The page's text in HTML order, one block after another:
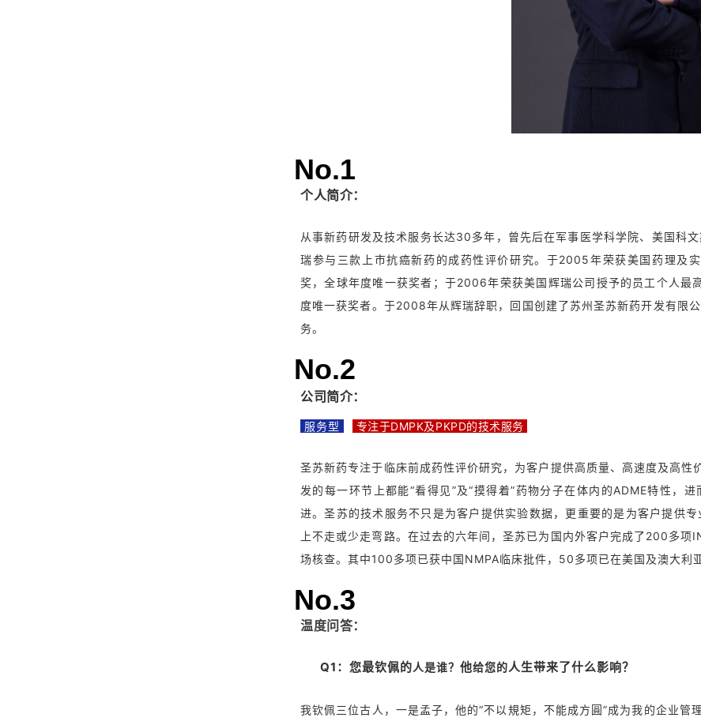
No.1
个人简介：
从事新药研发及技术服务长达30多年，曾先后在军事医学科学院、美国科
瑞参与三款上市抗癌新药的成药性评价研究。 于2005年荣获美国药理及
奖，全球年度唯一获奖者；于2006年荣获美国辉瑞公司授予的员工个人
度唯一获奖者。 于2008年从辉瑞辞职，回国创建了苏州圣苏新药开发有限
务。
No.2
公司简介：
服务型 专注于DMPK及PKPD的技术服务
圣苏新药专注于临床前成药性评价研究，为客户提供高质量、高速度及高
发的每一环节上都能“看得见”及“摸得着”药物分子在体内的ADME特性，
进。圣苏的技术服务不只是为客户提供实验数据，更重要的是为客户提供
上不走或少走弯路。在过去的六年间，圣苏已为国内外客户完成了200多
场核查。其中100多项已获中国NMPA临床批件，50多项已在美国及澳大利
No.3
温度问答：
Q1： 您最钦佩的人是谁？ 他给您的人生带来了什么影响？
我钦佩三位古人，一是孟子，他的“不以規矩，不能成方圓”成为我的企业管